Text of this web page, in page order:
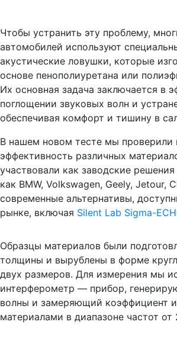
Чтобы устранить эту проблему,
автомобилей используют
акустические ловушки, которые
основе пенополиуретана или
Их основная задача заключается в
поглощении звуковых волн и
обеспечивая комфорт и тишину в
В нашем новом тесте мы проверили
эффективность различных
участвовали как заводские
как BMW, Volkswagen, Geely, Jetour,
современные альтернативы,
рынке, включая Silent Lab Sigma-
Образцы материалов были
толщины и вырублены в форме
двух размеров. Для измерения мы
интерферометр — прибор,
волны и замеряющий коэффициент
материалами в диапазоне частот